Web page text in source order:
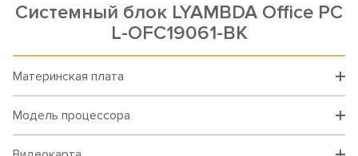
Системный блок LYAMBDA Office PC
L-OFC19061-BK
Материнская плата
Модель процессора